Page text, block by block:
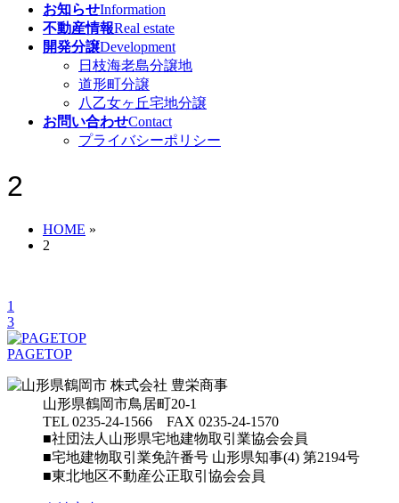
お知らせInformation
不動産情報Real estate
開発分譲Development
日枝海老島分譲地
道形町分譲
八乙女ヶ丘宅地分譲
お問い合わせContact
プライバシーポリシー
2
HOME »
2
1
3
PAGETOP
山形県鶴岡市鳥居町20-1
TEL 0235-24-1566 FAX 0235-24-1570
■社団法人山形県宅地建物取引業協会会員
■宅地建物取引業免許番号 山形県知事(4) 第2194号
■東北地区不動産公正取引協会会員